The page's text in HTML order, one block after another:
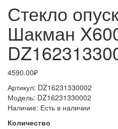
Стекло
Шакман
4590.00₽
Артикул: DZ16231330002
Модель: DZ16231330002
Наличие: Есть в наличии
Количество